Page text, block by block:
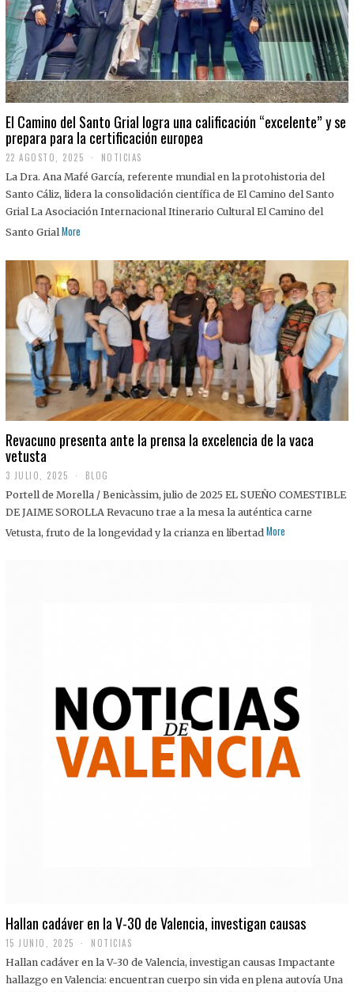
El Camino del Santo Grial logra una calificación “excelente” y se
prepara para la certificación europea
22 AGOSTO, 2025
2
A
G
O
S
2
5
NOTICIAS
La Dra. Ana Mafé García, referente mundial en la protohistoria del
Santo Cáliz, lidera la consolidación científica de El Camino del Santo
Grial La Asociación Internacional Itinerario Cultural El Camino del
Santo Grial More
Revacuno presenta ante la prensa la excelencia de la vaca
vetusta
3 JULIO, 2025
J
U
I
BLOG
Portell de Morella / Benicàssim, julio de 2025 EL SUEÑO COMESTIBLE
DE JAIME SOROLLA Revacuno trae a la mesa la auténtica carne
Vetusta, fruto de la longevidad y la crianza en libertad More
Hallan cadáver en la V-30 de Valencia, investigan causas
15 JUNIO, 2025 NOTICIAS
Hallan cadáver en la V-30 de Valencia, investigan causas Impactante
hallazgo en Valencia: encuentran cuerpo sin vida en plena autovía Una